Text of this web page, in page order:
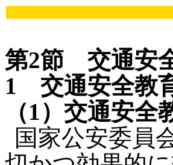
第2節 交通安
1 交通安全教
（1）交通安全
国家公安委員